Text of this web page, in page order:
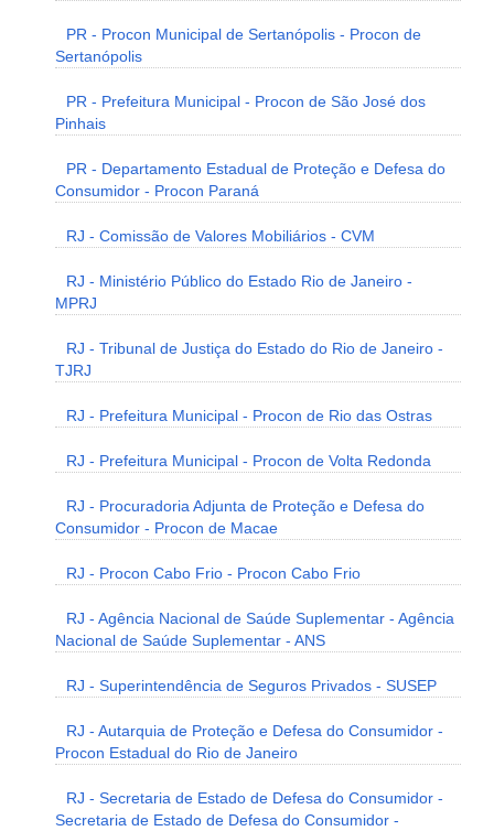
PR - Procon Municipal de Sertanópolis - Procon de
Sertanópolis
PR - Prefeitura Municipal - Procon de São José dos
Pinhais
PR - Departamento Estadual de Proteção e Defesa do
Consumidor - Procon Paraná
RJ - Comissão de Valores Mobiliários - CVM
RJ - Ministério Público do Estado Rio de Janeiro -
MPRJ
RJ - Tribunal de Justiça do Estado do Rio de Janeiro -
TJRJ
RJ - Prefeitura Municipal - Procon de Rio das Ostras
RJ - Prefeitura Municipal - Procon de Volta Redonda
RJ - Procuradoria Adjunta de Proteção e Defesa do
Consumidor - Procon de Macae
RJ - Procon Cabo Frio - Procon Cabo Frio
RJ - Agência Nacional de Saúde Suplementar - Agência
Nacional de Saúde Suplementar - ANS
RJ - Superintendência de Seguros Privados - SUSEP
RJ - Autarquia de Proteção e Defesa do Consumidor -
Procon Estadual do Rio de Janeiro
RJ - Secretaria de Estado de Defesa do Consumidor -
Secretaria de Estado de Defesa do Consumidor -